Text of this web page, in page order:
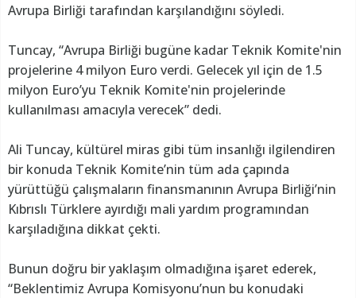
Avrupa Birliği tarafından karşılandığını söyledi.
Tuncay, “Avrupa Birliği bugüne kadar Teknik Komite'nin
projelerine 4 milyon Euro verdi. Gelecek yıl için de 1.5
milyon Euro’yu Teknik Komite'nin projelerinde
kullanılması amacıyla verecek” dedi.
Ali Tuncay, kültürel miras gibi tüm insanlığı ilgilendiren
bir konuda Teknik Komite’nin tüm ada çapında
yürüttüğü çalışmaların finansmanının Avrupa Birliği’nin
Kıbrıslı Türklere ayırdığı mali yardım programından
karşıladığına dikkat çekti.
Bunun doğru bir yaklaşım olmadığına işaret ederek,
“Beklentimiz Avrupa Komisyonu’nun bu konudaki